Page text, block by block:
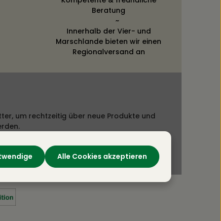
Beratung
~
Innerhalb der Vier- und
Marschlande bieten wir einen
Regionalversand an
um rechtzeitig über neue Produkte und
Alle Cookies akzeptieren